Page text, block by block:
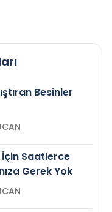
Besinler
Saatlerce
Gerek Yok